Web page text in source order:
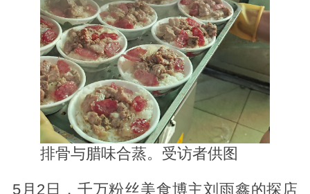
排骨与腊味合蒸。受访者供图
5月2日，千万粉丝美食博主刘雨鑫的探店